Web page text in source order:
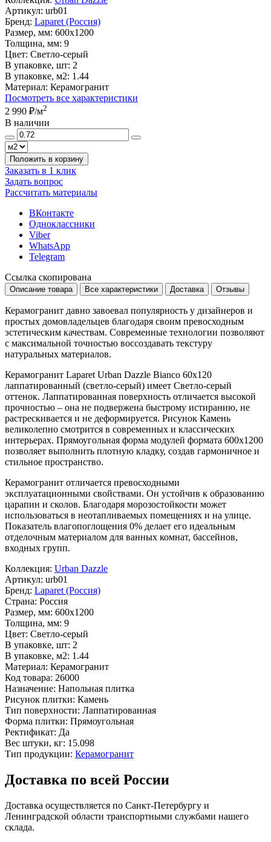
Артикул: urb01
Бренд: Laparet (Россия)
Размер, мм: 600x1200
Толщина, мм: 9
Цвет: Светло-серый
В упаковке, шт: 2
В упаковке, м2: 1.44
Материал: Керамогранит
Посмотреть все характеристики
2 990 ₽/м2
В наличии
Положить в корзину
Заказать в 1 клик
Задать вопрос
Рассчитать материалы
ВКонтакте
Одноклассники
Viber
WhatsApp
Telegram
Ссылка скопирована
Описание товара Все характеристики Доставка Отзывы
Керамогранит давно завоевал популярность у дизайнеров и
простых домовладельцев благодаря своим превосходным
эстетическим качествам. Современные технологии позволяют
с максимальной точностью воссоздавать текстуру
натуральных материалов.
Керамогранит Laparet Urban Dazzle Bianco 60x120
лаппатированный (светло-серый) имеет Светло-серый
оттенок. Лаппатированная поверхность отличается высокой
прочностью – она не подвержена быстрому истиранию, не
растрескивается и не деформируется. Рисунок Камень
великолепно смотрится в современных и классических
интерьерах. Прямоугольная форма модулей формата 600x1200
позволяет выполнить плотную кладку, создав гармоничное и
стильное пространство.
Керамогранит отличается превосходными
эксплуатационными свойствами. Он устойчив к образованию
царапин и сколов. Благодаря морозостойкости может
использоваться в неотапливаемых помещениях и на улице.
Показатель влагопоглощения 0% делает его идеальным
отделочным материалом для ванных комнат, бассейнов,
входных групп.
Коллекция: Urban Dazzle
Артикул: urb01
Бренд: Laparet (Россия)
Страна: Россия
Размер, мм: 600x1200
Толщина, мм: 9
Цвет: Светло-серый
В упаковке, шт: 2
В упаковке, м2: 1.44
Материал: Керамогранит
Код товара: 26000
Назначение: Напольная плитка
Рисунок плитки: Камень
Тип поверхности: Лаппатированная
Форма плитки: Прямоугольная
Ректификат: Да
Вес штуки, кг: 15.098
Тип продукции: Керамогранит
Доставка по всей России
Доставка осуществляется по Санкт-Петербургу и
Ленинградской области транспортными службами нашего
склада.